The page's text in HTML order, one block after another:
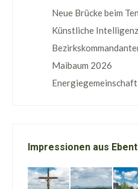
Neue Brücke beim
Künstliche
Maibaum 2026
Impressionen aus